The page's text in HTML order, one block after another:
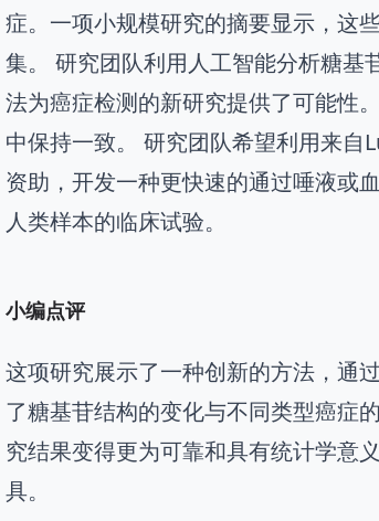
症。一项小规模研究的摘要显示，这
集。 研究团队利用人工智能分析糖
法为癌症检测的新研究提供了可能性
中保持一致。 研究团队希望利用来
资助，开发一种更快速的通过唾液或
人类样本的临床试验。
小编点评
这项研究展示了一种创新的方法，通
了糖基苷结构的变化与不同类型癌症
究结果变得更为可靠和具有统计学意
具。